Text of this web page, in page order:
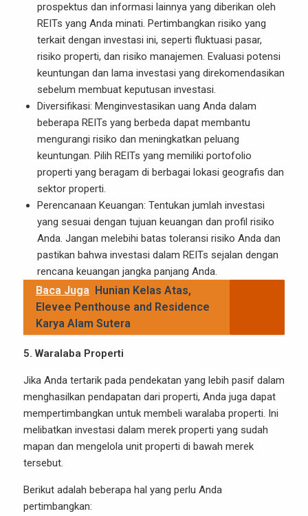
prospektus dan informasi lainnya yang diberikan oleh
REITs yang Anda minati. Pertimbangkan risiko yang
terkait dengan investasi ini, seperti fluktuasi pasar,
risiko properti, dan risiko manajemen. Evaluasi potensi
keuntungan dan lama investasi yang direkomendasikan
sebelum membuat keputusan investasi.
Diversifikasi: Menginvestasikan uang Anda dalam
beberapa REITs yang berbeda dapat membantu
mengurangi risiko dan meningkatkan peluang
keuntungan. Pilih REITs yang memiliki portofolio
properti yang beragam di berbagai lokasi geografis dan
sektor properti.
Perencanaan Keuangan: Tentukan jumlah investasi
yang sesuai dengan tujuan keuangan dan profil risiko
Anda. Jangan melebihi batas toleransi risiko Anda dan
pastikan bahwa investasi dalam REITs sejalan dengan
rencana keuangan jangka panjang Anda.
Baca Juga Hunian Kelas Atas,
Elevee Penthouse and Residence
Karya Alam Sutera
5. Waralaba Properti
Jika Anda tertarik pada pendekatan yang lebih pasif dalam
menghasilkan pendapatan dari properti, Anda juga dapat
mempertimbangkan untuk membeli waralaba properti. Ini
melibatkan investasi dalam merek properti yang sudah
mapan dan mengelola unit properti di bawah merek
tersebut.
Berikut adalah beberapa hal yang perlu Anda
pertimbangkan: